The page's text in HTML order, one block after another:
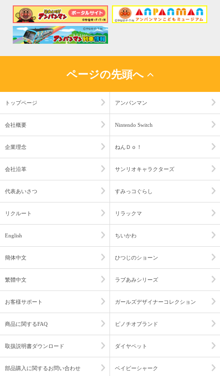
ページの先頭へ
トップページ
会社概要
企業理念
会社沿革
代表あいさつ
リクルート
English
簡体中文
繁體中文
お客様サポート
商品に関するFAQ
取扱説明書ダウンロード
部品購入に関するお問い合わせ
アンパンマン
Nintendo Switch
ねんＤｏ！
サンリオキャラクターズ
すみっコぐらし
リラックマ
ちいかわ
ひつじのショーン
ラブあみシリーズ
ガールズデザイナーコレクション
ピノチオブランド
ダイヤペット
ベイビーシャーク